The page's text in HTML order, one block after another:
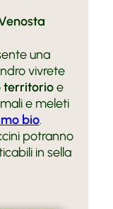
una
vivrete
territorioe
e meleti
bio.
potranno
in sella